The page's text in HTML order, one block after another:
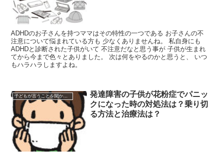
ADHDのお子さんを持つママはその特性の一つである お子さんの不
注意について悩まれている方も 少なくありませんね。 私自身にも
ADHDと診断された子供がいて 不注意だなと思う事が 子供が生まれ
てから今まで色々とありました。 次は何をやるのかと思うと、 いつ
もハラハラしますよね。
子どもが言うことを聞かない時
発達障害の子供が花粉症でパニッ
クになった時の対処法は？乗り切
る方法と治療法は？